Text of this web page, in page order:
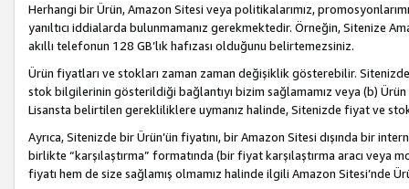
Herhangi bir Ürün, Amazon Sitesi veya politikalarımız,
yanıltıcı iddialarda bulunmamanız gerekmektedir. Örneğin, Sitenize
akıllı telefonun 128 GB’lık hafızası olduğunu belirtemezsiniz.
Ürün fiyatları ve stokları zaman zaman değişiklik gösterebilir.
stok bilgilerinin gösterildiği bağlantıyı bizim sağlamamız veya (b)
Lisansta belirtilen gerekliliklere uymanız halinde, Sitenizde fiyat ve
Ayrıca, Sitenizde bir Ürün’ün fiyatını, bir Amazon Sitesi dışında bir
birlikte “karşılaştırma” formatında (bir fiyat karşılaştırma aracı veya
fiyatı hem de size sağlamış olmamız halinde ilgili Amazon Sitesi’nde